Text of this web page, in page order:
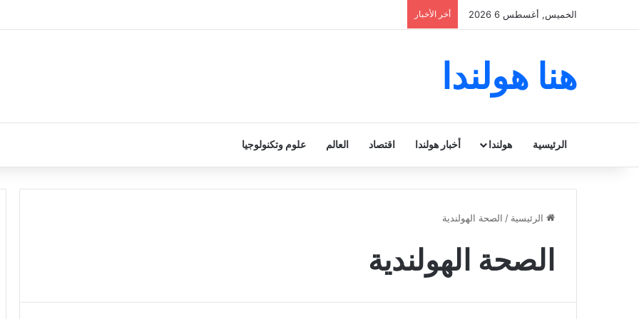
الخميس, أغسطس 6 2026 أخر الأخبار
هنا هولندا
الرئيسية هولندا أخبار هولندا اقتصاد العالم علوم وتكنولوجيا
الرئيسية / الصحة الهولندية
الصحة الهولندية